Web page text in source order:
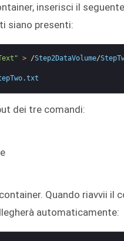
inserisci il
siano presenti:
> /Step2DataVolume/
.txt
dei tre comandi:
Quando riavvii il
automaticamente: